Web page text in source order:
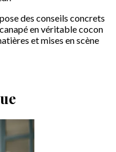
des conseils concrets
en véritable cocon
et mises en scène